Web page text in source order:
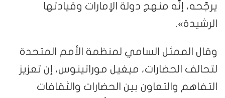
يرجّحه، إنّه منهج دولة الإمارات وقيادتها
الرشيدة».
وقال الممثل السامي لمنظمة الأمم المتحدة
لتحالف الحضارات، ميغيل موراتينوس، إن تعزيز
التفاهم والتعاون بين الحضارات والثقافات